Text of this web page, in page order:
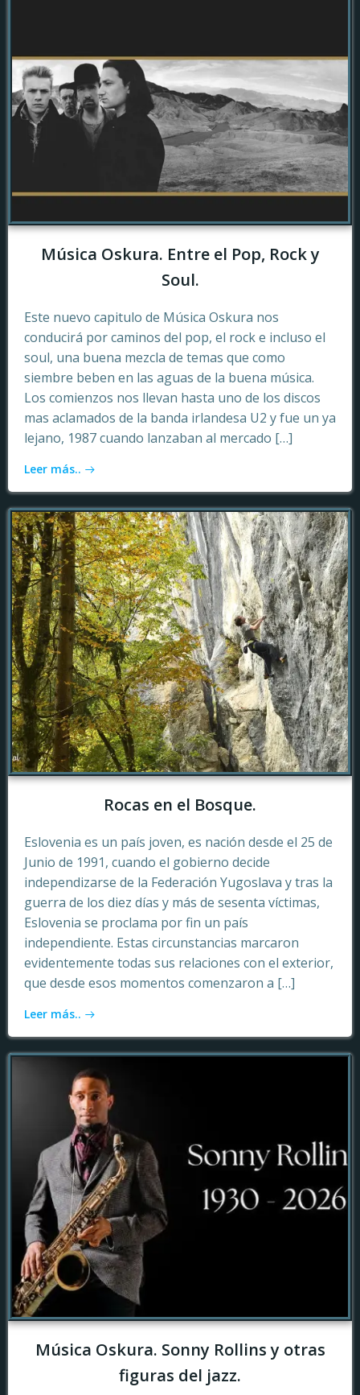
Música Oskura. Entre el Pop, Rock y
Soul.
Este nuevo capitulo de Música Oskura nos
conducirá por caminos del pop, el rock e incluso el
soul, una buena mezcla de temas que como
siembre beben en las aguas de la buena música.
Los comienzos nos llevan hasta uno de los discos
mas aclamados de la banda irlandesa U2 y fue un ya
lejano, 1987 cuando lanzaban al mercado […]
Leer más..
Rocas en el Bosque.
Eslovenia es un país joven, es nación desde el 25 de
Junio de 1991, cuando el gobierno decide
independizarse de la Federación Yugoslava y tras la
guerra de los diez días y más de sesenta víctimas,
Eslovenia se proclama por fin un país
independiente. Estas circunstancias marcaron
evidentemente todas sus relaciones con el exterior,
que desde esos momentos comenzaron a […]
Leer más..
Música Oskura. Sonny Rollins y otras
figuras del jazz.